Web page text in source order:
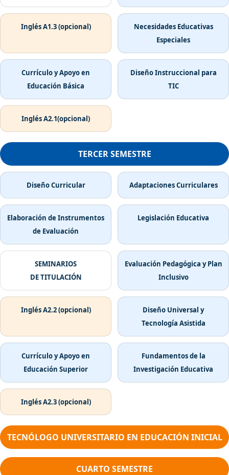
Inglés A1.3 (opcional)
Necesidades Educativas
Especiales
Currículo y Apoyo en
Educación Básica
Diseño Instruccional para
TIC
Inglés A2.1(opcional)
TERCER SEMESTRE
Diseño Curricular Adaptaciones Curriculares
Elaboración de Instrumentos
de Evaluación
Legislación Educativa
SEMINARIOS
DE TITULACIÓN
Evaluación Pedagógica y Plan
Inclusivo
Inglés A2.2 (opcional)
Diseño Universal y
Tecnología Asistida
Currículo y Apoyo en
Educación Superior
Fundamentos de la
Investigación Educativa
Inglés A2.3 (opcional)
TECNÓLOGO UNIVERSITARIO EN EDUCACIÓN INICIAL
CUARTO SEMESTRE